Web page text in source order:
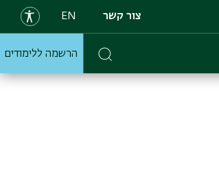
צור קשר EN
הרשמה ללימודים